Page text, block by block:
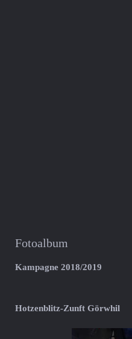
Fotoalbum
Kampagne 2018/2019
Hotzenblitz-Zunft Görwhil